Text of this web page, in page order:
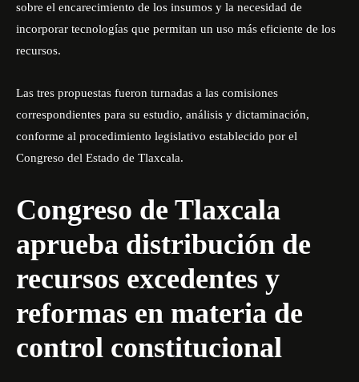
sobre el encarecimiento de los insumos y la necesidad de
incorporar tecnologías que permitan un uso más eficiente de los
recursos.
Las tres propuestas fueron turnadas a las comisiones
correspondientes para su estudio, análisis y dictaminación,
conforme al procedimiento legislativo establecido por el
Congreso del Estado de Tlaxcala.
Congreso de Tlaxcala
aprueba distribución de
recursos excedentes y
reformas en materia de
control constitucional